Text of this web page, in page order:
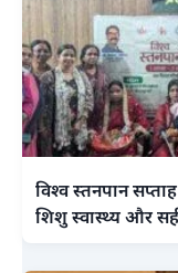
विश्व स्तनपान
शिशु स्वास्थ्य और